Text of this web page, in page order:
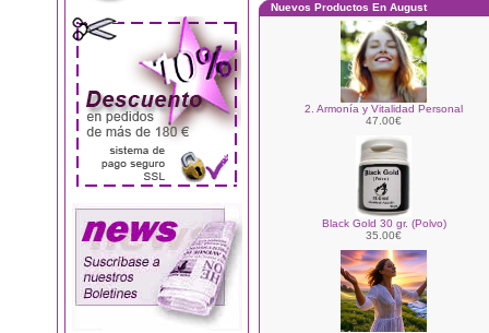
Nuevos Productos En August
2. Armonía y Vitalidad Personal
47.00€
Black Gold 30 gr. (Polvo)
35.00€